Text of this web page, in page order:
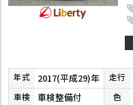
年式 2017(平成29)年 走行
車検 車検整備付 色